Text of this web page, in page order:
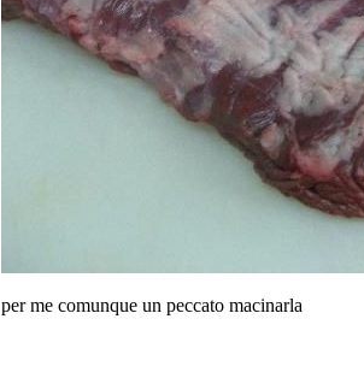
per me comunque un peccato macinarla